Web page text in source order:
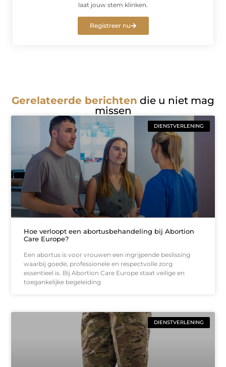
laat jouw stem klinken.
Registreer nu
Gerelateerde berichten die u niet mag
missen
DIENSTVERLENING
Hoe verloopt een abortusbehandeling bij Abortion
Care Europe?
Een abortus is voor vrouwen een ingrijpende beslissing
waarbij goede, professionele en respectvolle zorg
essentieel is. Bij Abortion Care Europe staat veilige en
toegankelijke begeleiding
DIENSTVERLENING